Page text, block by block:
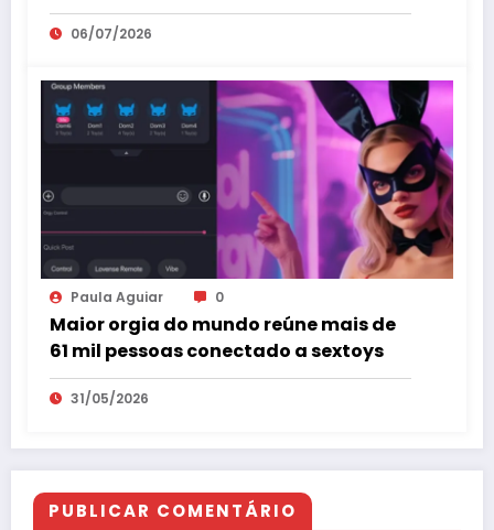
06/07/2026
Paula Aguiar 0
Maior orgia do mundo reúne mais de
61 mil pessoas conectado a sextoys
31/05/2026
PUBLICAR COMENTÁRIO